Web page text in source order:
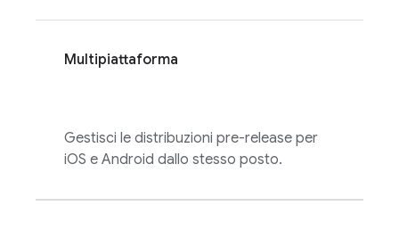
Multipiattaforma
Gestisci le distribuzioni pre-release per
iOS e Android dallo stesso posto.